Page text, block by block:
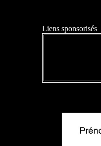
Liens sponsorisés